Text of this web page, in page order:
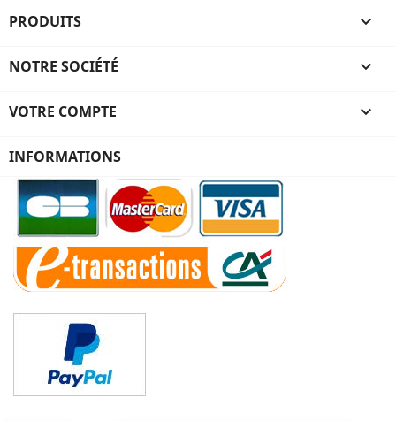
PRODUITS 
NOTRE SOCIÉTÉ 
VOTRE COMPTE 
INFORMATIONS